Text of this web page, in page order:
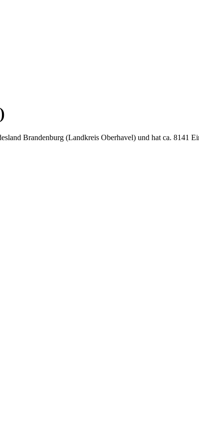
Brandenburg (Landkreis Oberhavel) und hat ca. 8141